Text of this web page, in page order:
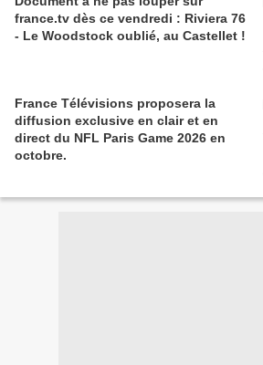
france.tv dès ce vendredi : Riviera 76
- Le Woodstock oublié, au Castellet !
France Télévisions proposera la
diffusion exclusive en clair et en
direct du NFL Paris Game 2026 en
octobre.